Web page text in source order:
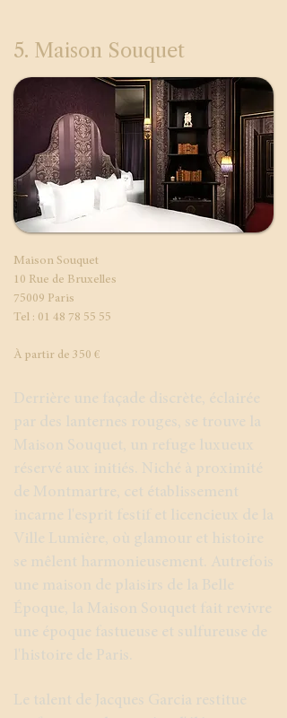
5. Maison Souquet
Maison Souquet
10 Rue de Bruxelles
75009 Paris
Tel : 01 48 78 55 55
​À partir de 350 €
Derrière une façade discrète, éclairée
par des lanternes rouges, se trouve la
Maison Souquet, un refuge luxueux
réservé aux initiés. Niché à proximité
de Montmartre, cet établissement
incarne l'esprit festif et licencieux de la
Ville Lumière, où glamour et histoire
se mêlent harmonieusement. Autrefois
une maison de plaisirs de la Belle
Époque, la Maison Souquet fait revivre
une époque fastueuse et sulfureuse de
l'histoire de Paris.
Le talent de Jacques Garcia restitue